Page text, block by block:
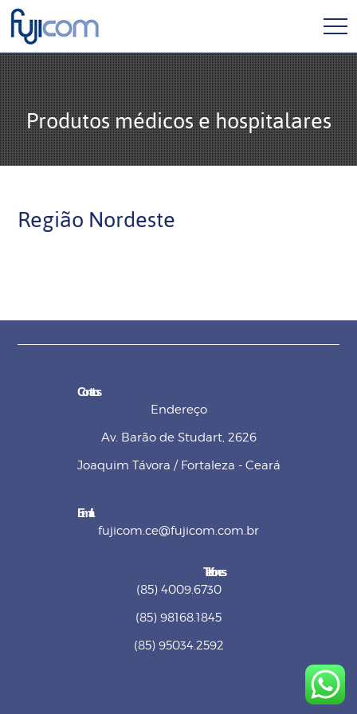
Home
Fujicom
Cód. de Ética
Contato
Produtos médicos e hospitalares
Região Nordeste
Contatos
Endereço
Av. Barão de Studart, 2626
Joaquim Távora / Fortaleza - Ceará
E-mail
fujicom.ce@fujicom.com.br
Telefones:
(85) 4009.6730
(85) 98168.1845
(85) 95034.2592